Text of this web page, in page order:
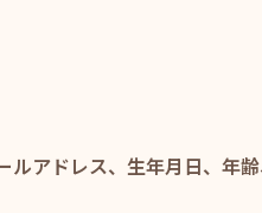
ルアドレス、生年月日、年